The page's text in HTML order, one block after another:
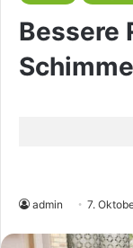
Bessere
admin 7.